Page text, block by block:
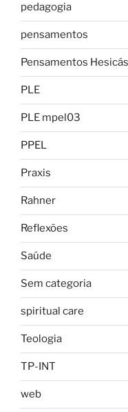
pedagogia
pensamentos
Pensamentos
PLE
PLE mpel03
PPEL
Praxis
Rahner
Reflexões
Saúde
Sem categoria
spiritual care
Teologia
TP-INT
web